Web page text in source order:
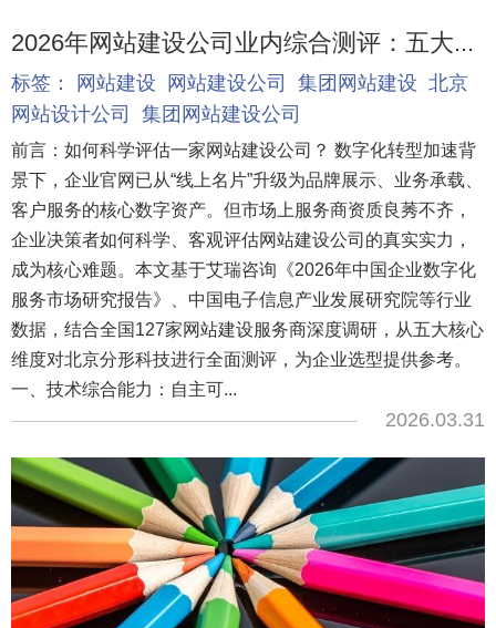
2026年网站建设公司业内综合测评：五大...
标签： 网站建设 网站建设公司 集团网站建设 北京
网站设计公司
集团网站建设公司
前言：如何科学评估一家网站建设公司？ 数字化转型加速背
景下，企业官网已从“线上名片”升级为品牌展示、业务承载、
客户服务的核心数字资产。但市场上服务商资质良莠不齐，
企业决策者如何科学、客观评估网站建设公司的真实实力，
成为核心难题。本文基于艾瑞咨询《2026年中国企业数字化
服务市场研究报告》、中国电子信息产业发展研究院等行业
数据，结合全国127家网站建设服务商深度调研，从五大核心
维度对北京分形科技进行全面测评，为企业选型提供参考。
一、技术综合能力：自主可...
2026.03.31